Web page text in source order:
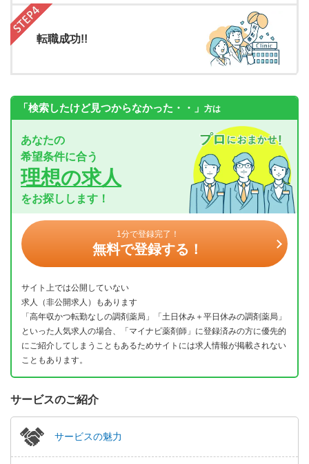
転職成功!!
「検索したけど見つからなかった・・」 方は
あなたの
希望条件に合う
理想の求人
をお探しします！
1分で登録完了！
無料で登録する！
サイト上では公開していない
求人（非公開求人）もあります
「高年収かつ転勤なしの調剤薬局」「土日休み＋平日休みの調剤薬局」
といった人気求人の場合、「マイナビ薬剤師」に登録済みの方に優先的
にご紹介してしまうこともあるためサイトには求人情報が掲載されない
こともあります。
サービスのご紹介
サービスの魅力